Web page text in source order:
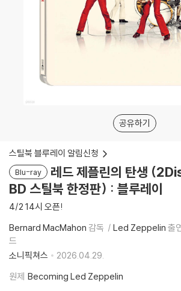
공유하기
스틸북 블루레이 알림신청
Blu-ray
레드 제플린의 탄생
BD 스틸북 한정판) : 블루레이
4/2 14시 오픈!
Bernard MacMahon 감독 Led Zeppelin 출
드
소니픽쳐스
2026.04.29.
원제 Becoming Led Zeppelin